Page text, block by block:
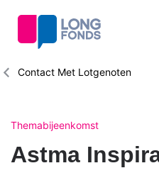
inhoud
Kruimelpad
Contact Met Lotgenoten
Themabijeenkomst
Astma